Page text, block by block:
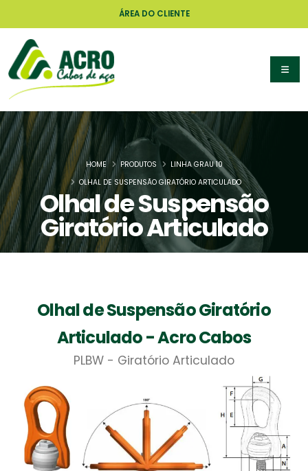
ÁREA DO CLIENTE
Olhal de Suspensão
Giratório Articulado
HOME PRODUTOS
LINHA GRAU 10
OLHAL DE SUSPENSÃO GIRATÓRIO ARTICULADO
Olhal de Suspensão Giratório
Articulado - Acro Cabos
PLBW - Giratório Articulado